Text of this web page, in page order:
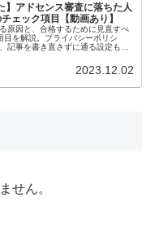
】アドセンス審査に落ちた人
ェック項目【動画あり】
原因と、合格するために見直すべ
目を解説。プライバシーポリシ
記事を書き直さずに通る設定も公
2023.12.02
せん。